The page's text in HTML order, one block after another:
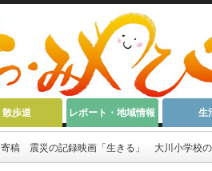
散歩道 レポート・地域情報 生
寄稿 震災の記録映画「生きる」 大川小学校の